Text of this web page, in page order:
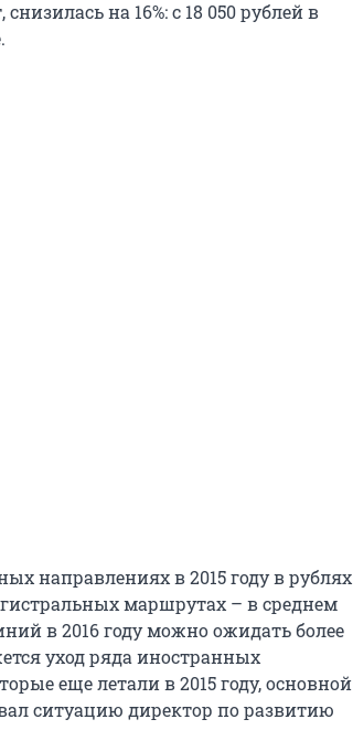
на 16%: с 18 050 рублей в
направлениях в 2015 году в рублях
маршрутах – в среднем
в 2016 году можно ожидать более
уход ряда иностранных
еще летали в 2015 году, основной
ситуацию директор по развитию